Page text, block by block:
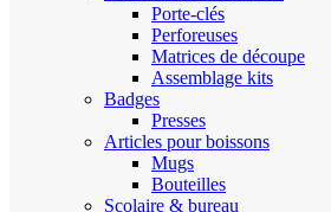
Porte-clés
Perforeuses
Matrices de découpe
Assemblage kits
Badges
Presses
Articles pour boissons
Mugs
Bouteilles
Scolaire & bureau